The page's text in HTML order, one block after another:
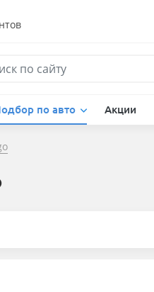
по авто Акции